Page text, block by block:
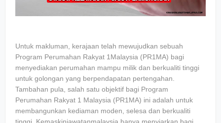
Untuk makluman, kerajaan telah mewujudkan sebuah
Program Perumahan Rakyat 1Malaysia (PR1MA) bagi
menyediakan perumahan mampu milik dan berkualiti tinggi
untuk golongan yang berpendapatan pertengahan.
Tambahan pula, salah satu objektif bagi Program
Perumahan Rakyat 1 Malaysia (PR1MA) ini adalah untuk
membangunkan kediaman moden, selesa dan berkualiti